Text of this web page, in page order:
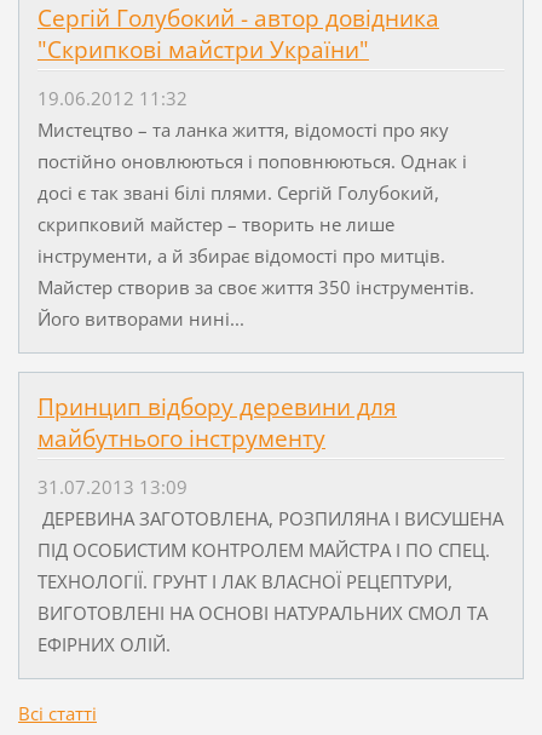
Сергій Голубокий - автор довідника
"Скрипкові майстри України"
19.06.2012 11:32
Мистецтво – та ланка життя, відомості про яку
постійно оновлюються і поповнюються. Однак і
досі є так звані білі плями. Сергій Голубокий,
скрипковий майстер – творить не лише
інструменти, а й збирає відомості про митців.
Майстер створив за своє життя 350 інструментів.
Його витворами нині...
Принцип відбору деревини для
майбутнього інструменту
31.07.2013 13:09
ДЕРЕВИНА ЗАГОТОВЛЕНА, РОЗПИЛЯНА І ВИСУШЕНА
ПІД ОСОБИСТИМ КОНТРОЛЕМ МАЙСТРА І ПО СПЕЦ.
ТЕХНОЛОГІЇ. ГРУНТ І ЛАК ВЛАСНОЇ РЕЦЕПТУРИ,
ВИГОТОВЛЕНІ НА ОСНОВІ НАТУРАЛЬНИХ СМОЛ ТА
ЕФІРНИХ ОЛІЙ.
Всі статті